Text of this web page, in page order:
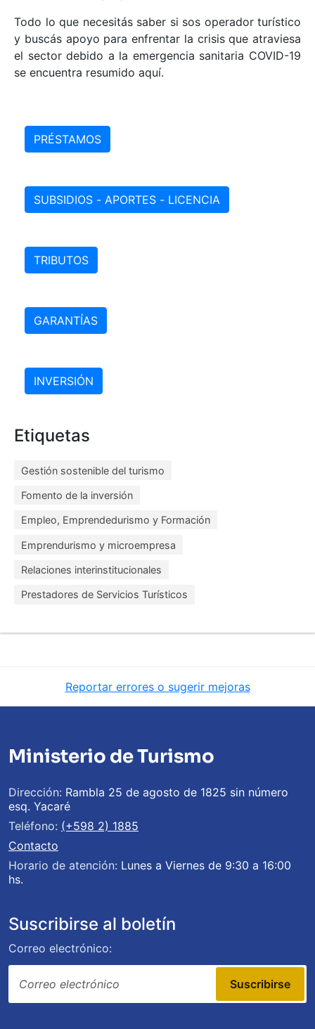
Todo lo que necesitás saber si sos operador turístico
y buscás apoyo para enfrentar la crisis que atraviesa
el sector debido a la emergencia sanitaria COVID-19
se encuentra resumido aquí.
PRÉSTAMOS
SUBSIDIOS - APORTES - LICENCIA
TRIBUTOS
GARANTÍAS
INVERSIÓN
Etiquetas
Gestión sostenible del turismo
Fomento de la inversión
Empleo, Emprendedurismo y Formación
Emprendurismo y microempresa
Relaciones interinstitucionales
Prestadores de Servicios Turísticos
Reportar errores o sugerir mejoras
Ministerio de Turismo
Dirección: Rambla 25 de agosto de 1825 sin número
esq. Yacaré
Teléfono: (+598 2) 1885
Contacto
Horario de atención: Lunes a Viernes de 9:30 a 16:00
hs.
Suscribirse al boletín
Correo electrónico:
Suscribirse